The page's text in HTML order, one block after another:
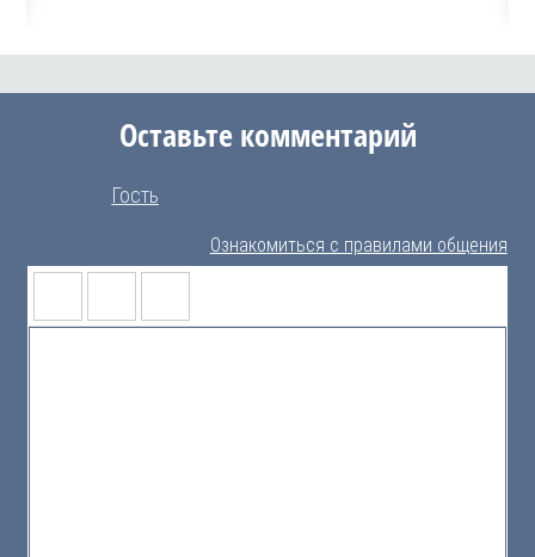
Оставьте комментарий
Гость
Ознакомиться с правилами общения